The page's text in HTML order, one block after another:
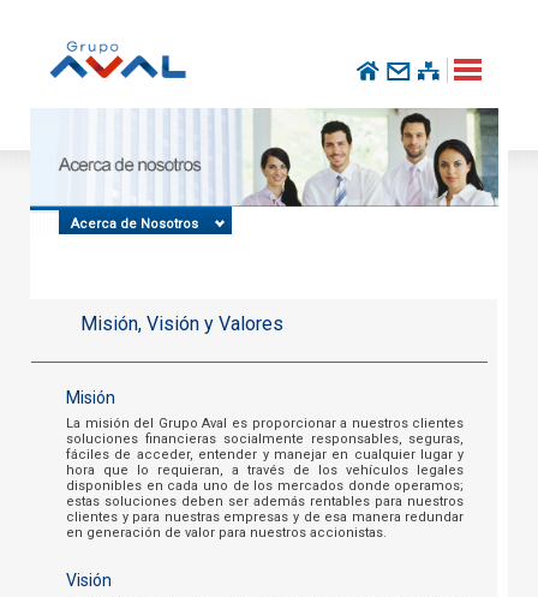
Acerca de Nosotros
Misión, Visión y Valores
Misión
La misión del Grupo Aval es proporcionar a nuestros clientes
soluciones financieras socialmente responsables, seguras,
fáciles de acceder, entender y manejar en cualquier lugar y
hora que lo requieran, a través de los vehículos legales
disponibles en cada uno de los mercados donde operamos;
estas soluciones deben ser además rentables para nuestros
clientes y para nuestras empresas y de esa manera redundar
en generación de valor para nuestros accionistas.
Visión